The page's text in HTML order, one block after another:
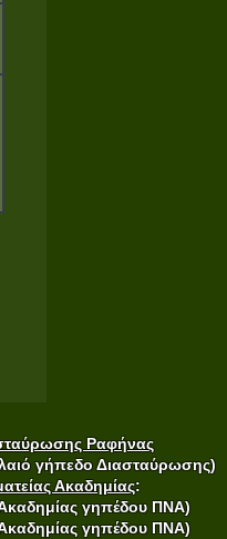
Ραφήνας
γήπεδο Διασταύρωσης)
Ακαδημίας:
γηπέδου ΠΝΑ)
γηπέδου ΠΝΑ)